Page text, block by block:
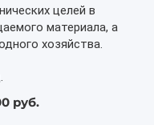
целей в
материала, а
хозяйства.
руб.